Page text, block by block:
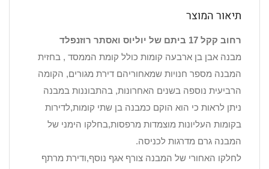
תיאור המוצר
רחוב קקל 17 ביתם של יוליוס ואסתר רוזנפלד
מבנה אבן בן ארבעה קומות כולל קומת הממסד , בחזית
המבנה מספר חנויות שמאחוריהם דירת מגורים, הקומה
הרביעית נוספה בשנים האחרונות, בהתבוננות במבנה
ניתן לראות כי הוא הוקם כמבנה בן שתי קומות,לדירות
בקומות העליונות מוצמדות מרפסות,בחלקו הימני של
המבנה גרם מדרגות לכניסה.
לחלקו האחורי של המבנה צורף אגף נוסף,ודירת מרתף